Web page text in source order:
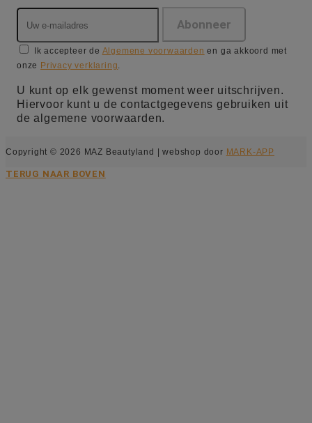
Ik accepteer de Algemene voorwaarden en ga akkoord met
onze Privacy verklaring.
U kunt op elk gewenst moment weer uitschrijven.
Hiervoor kunt u de contactgegevens gebruiken uit
de algemene voorwaarden.
Copyright © 2026 MAZ Beautyland | webshop door MARK-APP
TERUG NAAR BOVEN